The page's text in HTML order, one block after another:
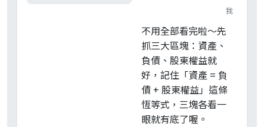
我
不用全部看完啦～先
抓三大區塊：資產、
負債、股東權益就
好，記住「資產 = 負
債 + 股東權益」這條
恆等式，三塊各看一
眼就有底了喔。